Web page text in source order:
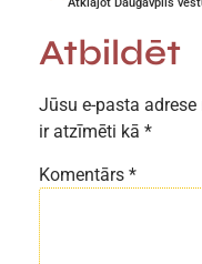
Atbildēt
Jūsu e-pasta
ir atzīmēti kā *
Komentārs *